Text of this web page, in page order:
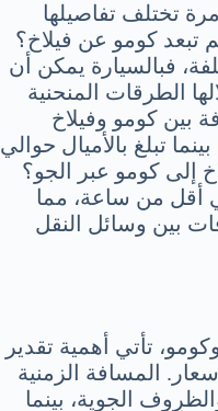
تختلف تفاصيلها
تبعد كومو عن فيلاخ؟
فبالسيارة يمكن أن
الطرقات المنحنية
بين كومو وفيلاخ
كيلومترًا، بينما تبلغ بالأميال حوالي
إلى كومو عبر الجو؟
أقل من ساعة، مما
بين وسائل النقل
تأتي أهمية تقدير
المسافة الزمنية
الجوية، بينما